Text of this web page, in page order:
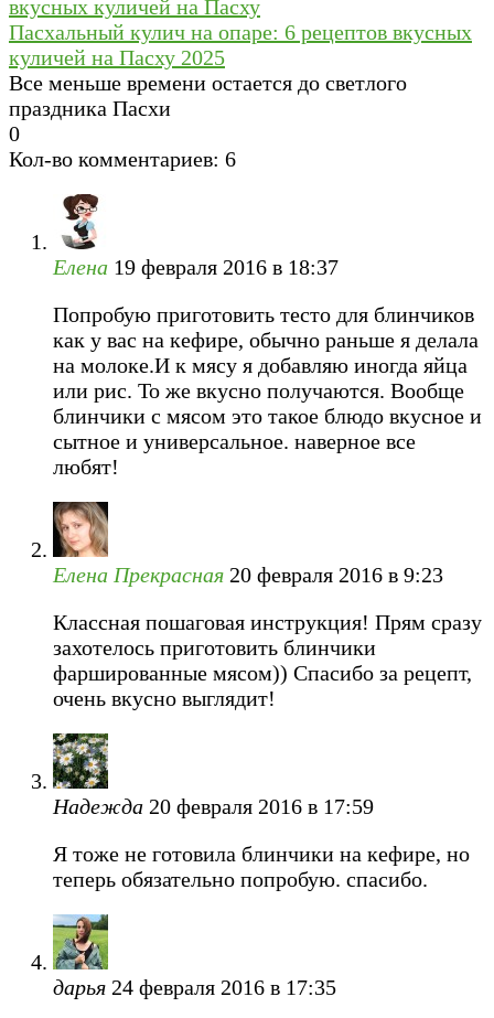
Пасхальный кулич на опаре: 6 рецептов вкусных
куличей на Пасху 2025
Все меньше времени остается до светлого
праздника Пасхи
0
Кол-во комментариев: 6
Елена 19 февраля 2016 в 18:37
Попробую приготовить тесто для блинчиков
как у вас на кефире, обычно раньше я делала
на молоке.И к мясу я добавляю иногда яйца
или рис. То же вкусно получаются. Вообще
блинчики с мясом это такое блюдо вкусное и
сытное и универсальное. наверное все
любят!
Елена Прекрасная 20 февраля 2016 в 9:23
Классная пошаговая инструкция! Прям сразу
захотелось приготовить блинчики
фаршированные мясом)) Спасибо за рецепт,
очень вкусно выглядит!
Надежда 20 февраля 2016 в 17:59
Я тоже не готовила блинчики на кефире, но
теперь обязательно попробую. спасибо.
дарья 24 февраля 2016 в 17:35